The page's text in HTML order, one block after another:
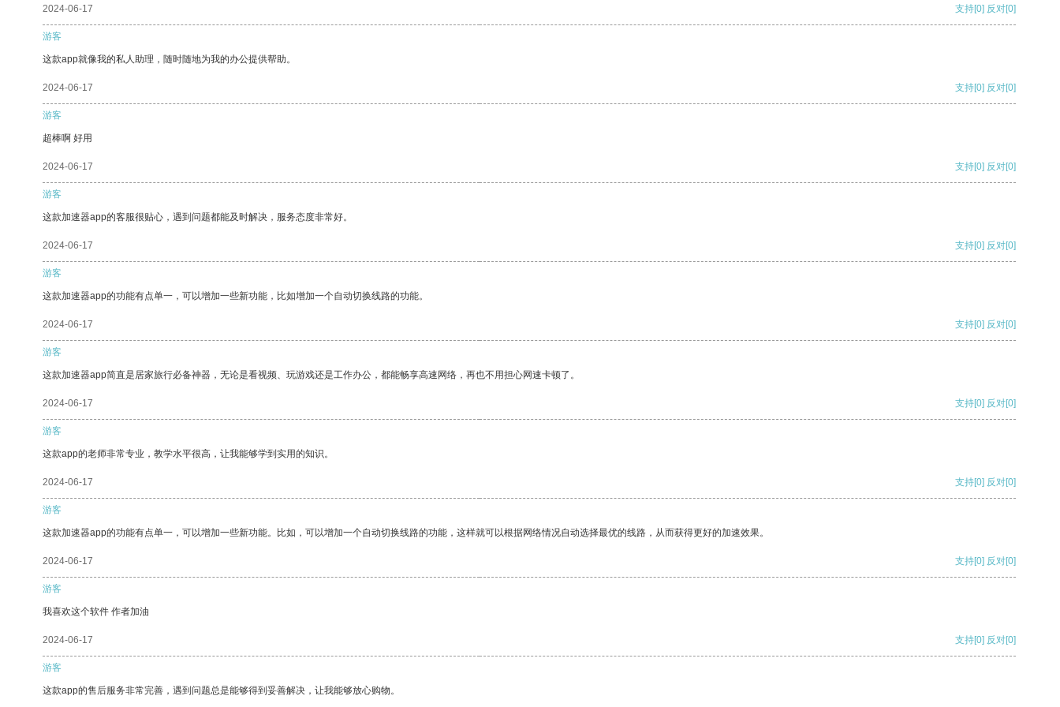
2024-06-17 支持[0] 反对[0]
游客
这款app就像我的私人助理，随时随地为我的办公提供帮助。
2024-06-17 支持[0] 反对[0]
游客
超棒啊 好用
2024-06-17 支持[0] 反对[0]
游客
这款加速器app的客服很贴心，遇到问题都能及时解决，服务态度非常好。
2024-06-17 支持[0] 反对[0]
游客
这款加速器app的功能有点单一，可以增加一些新功能，比如增加一个自动切换线路的功能。
2024-06-17 支持[0] 反对[0]
游客
这款加速器app简直是居家旅行必备神器，无论是看视频、玩游戏还是工作办公，都能畅享高速网络，再也不用担心网速卡顿了。
2024-06-17 支持[0] 反对[0]
游客
这款app的老师非常专业，教学水平很高，让我能够学到实用的知识。
2024-06-17 支持[0] 反对[0]
游客
这款加速器app的功能有点单一，可以增加一些新功能。比如，可以增加一个自动切换线路的功能，这样就可以根据网络情况自动选择最优的线路，从而获得更好的加速效果。
2024-06-17 支持[0] 反对[0]
游客
我喜欢这个软件 作者加油
2024-06-17 支持[0] 反对[0]
游客
这款app的售后服务非常完善，遇到问题总是能够得到妥善解决，让我能够放心购物。